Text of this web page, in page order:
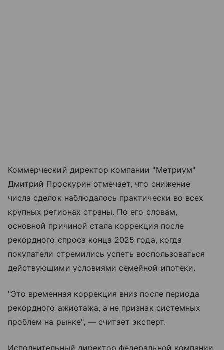
Коммерческий директор компании "Метриум"
Дмитрий Проскурин отмечает, что снижение
числа сделок наблюдалось практически во всех
крупных регионах страны. По его словам,
основной причиной стала коррекция после
рекордного спроса конца 2025 года, когда
покупатели стремились успеть воспользоваться
действующими условиями семейной ипотеки.
"Это временная коррекция вниз после периода
рекордного ажиотажа, а не признак системных
проблем на рынке", — считает эксперт.